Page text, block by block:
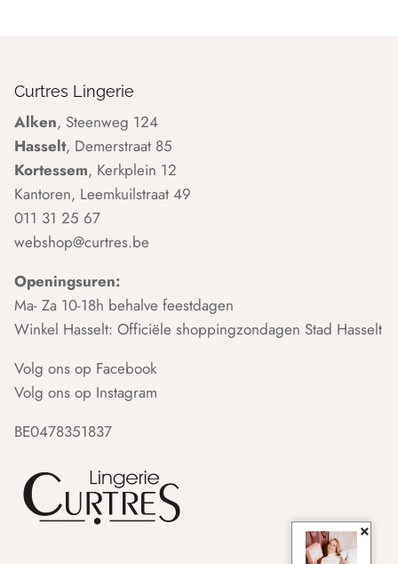
×
Curtres Lingerie
Alken, Steenweg 124
Hasselt, Demerstraat 85
Kortessem, Kerkplein 12
Kantoren, Leemkuilstraat 49
011 31 25 67
webshop@curtres.be
Openingsuren:
Ma- Za 10-18h behalve feestdagen
Winkel Hasselt: Officiële shoppingzondagen Stad Hasselt
Volg ons op Facebook
Volg ons op Instagram
BE0478351837